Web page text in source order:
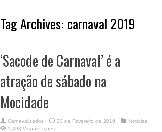
Tag Archives: carnaval 2019
‘Sacode de Carnaval’ é a
atração de sábado na
Mocidade
Carnavalizados 20 de Fevereiro de 2019
Notícias
1,493 Visualizaçoes